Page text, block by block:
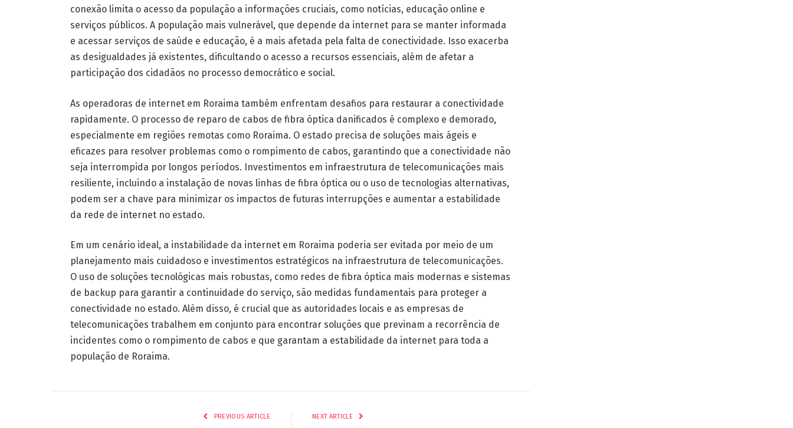
conexão limita o acesso da população a informações cruciais, como notícias, educação online e
serviços públicos. A população mais vulnerável, que depende da internet para se manter informada
e acessar serviços de saúde e educação, é a mais afetada pela falta de conectividade. Isso exacerba
as desigualdades já existentes, dificultando o acesso a recursos essenciais, além de afetar a
participação dos cidadãos no processo democrático e social.
As operadoras de internet em Roraima também enfrentam desafios para restaurar a conectividade
rapidamente. O processo de reparo de cabos de fibra óptica danificados é complexo e demorado,
especialmente em regiões remotas como Roraima. O estado precisa de soluções mais ágeis e
eficazes para resolver problemas como o rompimento de cabos, garantindo que a conectividade não
seja interrompida por longos períodos. Investimentos em infraestrutura de telecomunicações mais
resiliente, incluindo a instalação de novas linhas de fibra óptica ou o uso de tecnologias alternativas,
podem ser a chave para minimizar os impactos de futuras interrupções e aumentar a estabilidade
da rede de internet no estado.
Em um cenário ideal, a instabilidade da internet em Roraima poderia ser evitada por meio de um
planejamento mais cuidadoso e investimentos estratégicos na infraestrutura de telecomunicações.
O uso de soluções tecnológicas mais robustas, como redes de fibra óptica mais modernas e sistemas
de backup para garantir a continuidade do serviço, são medidas fundamentais para proteger a
conectividade no estado. Além disso, é crucial que as autoridades locais e as empresas de
telecomunicações trabalhem em conjunto para encontrar soluções que previnam a recorrência de
incidentes como o rompimento de cabos e que garantam a estabilidade da internet para toda a
população de Roraima.
PREVIOUS ARTICLE NEXT ARTICLE